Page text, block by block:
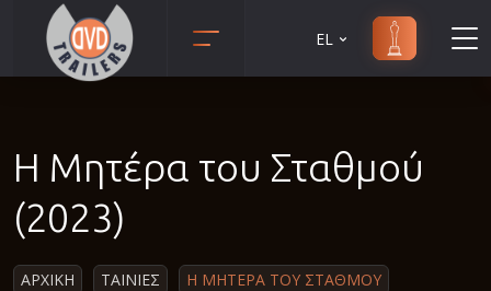
Αισθηματικές
Β' Παγκόσμιος Πόλεμος
EL
Η Μητέρα του Σταθμού
(2023)
ΑΡΧΙΚΗ ΤΑΙΝΙΕΣ Η ΜΗΤΕΡΑ ΤΟΥ ΣΤΑΘΜΟΥ